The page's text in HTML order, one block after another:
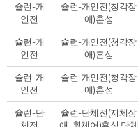
슐런-개
인전
슐런-개인전(청각장
애)혼성
슐런-개
인전
슐런-개인전(청각장
애)혼성
슐런-개
인전
슐런-개인전(청각장
애)혼성
슐런-단
슐런-단체전(지체장